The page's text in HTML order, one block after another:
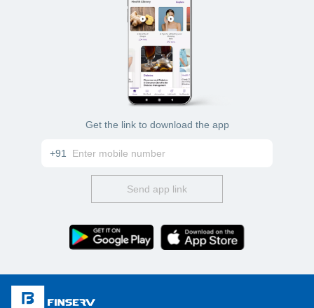
Get the link to download the app
+91
Send app link